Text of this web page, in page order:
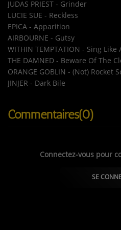
JUDAS PRIEST - Grinder
LUCIE SUE - Reckless
EPICA - Apparition
AIRBOURNE - Gutsy
WITHIN TEMPTATION - Sing
THE DAMNED - Beware Of The
ORANGE GOBLIN - (Not) Rocket
JINJER - Dark Bile
Commentaires(0)
Connectez-vous pour
SE